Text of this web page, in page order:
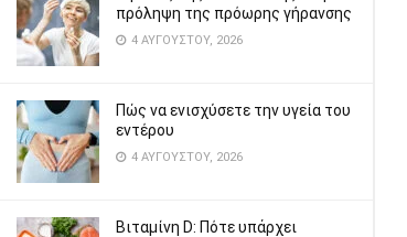
πρόληψη της πρόωρης γήρανσης
4 ΑΥΓΟΎΣΤΟΥ, 2026
Πώς να ενισχύσετε την υγεία του
εντέρου
4 ΑΥΓΟΎΣΤΟΥ, 2026
Βιταμίνη D: Πότε υπάρχει